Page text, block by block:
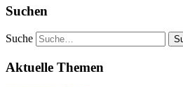
Suchen
Suche
Aktuelle Themen